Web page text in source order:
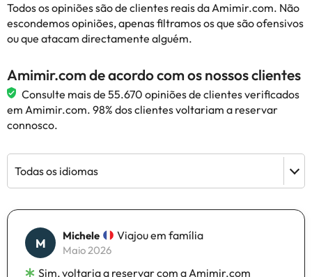
Todos os opiniões são de clientes reais da Amimir.com. Não
escondemos opiniões, apenas filtramos os que são ofensivos
ou que atacam directamente alguém.
Amimir.com de acordo com os nossos clientes
Consulte mais de 55.670 opiniões de clientes verificados
em Amimir.com. 98% dos clientes voltariam a reservar
connosco.